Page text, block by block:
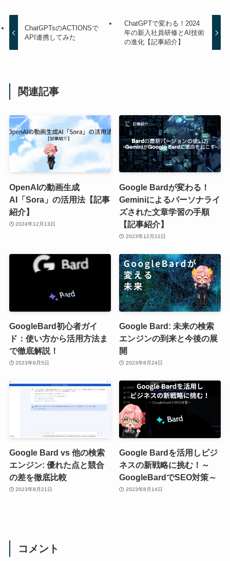
ChatGPTsのACTIONSで
API連携してみた
ChatGPTで変わる！2024
年の新入社員研修とAI技術
の進化【記事紹介】
関連記事
OpenAIの動画生成
AI「Sora」の活用法【記事
紹介】
2024年12月13日
Google Bardが変わる！
Geminiによるパーソナライ
ズされた文章学習の手順
【記事紹介】
2023年12月22日
GoogleBard初心者ガイ
ド：使い方から活用方法ま
で徹底解説！
2023年9月5日
Google Bard: 未来の検索
エンジンの到来と今後の展
開
2023年8月24日
Google Bard vs 他の検索
エンジン: 優れた点と競合
の差を徹底比較
2023年8月21日
Google Bardを活用しビジ
ネスの新戦略に挑む！～
GoogleBardでSEO対策～
2023年8月14日
コメント